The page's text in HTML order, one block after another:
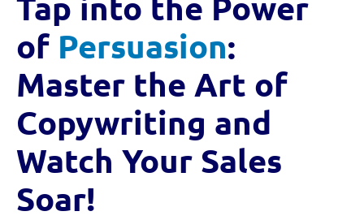
of Persuasion:
Master the Art of
Copywriting and
Watch Your Sales
Soar!